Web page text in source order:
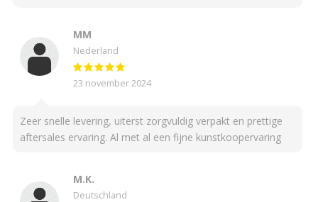
MM
Nederland
23 november 2024
Zeer snelle levering, uiterst zorgvuldig verpakt en prettige
aftersales ervaring. Al met al een fijne kunstkoopervaring
M.K.
Deutschland